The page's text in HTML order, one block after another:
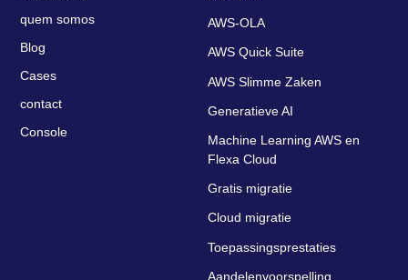
quem somos
Blog
Cases
contact
Console
AWS-OLA
AWS Quick Suite
AWS Slimme Zaken
Generatieve AI
Machine Learning AWS en
Flexa Cloud
Gratis migratie
Cloud migratie
Toepassingsprestaties
Aandelenvoorspelling